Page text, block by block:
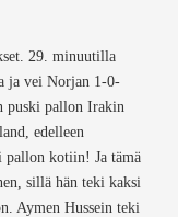
29. minuutilla
ja vei Norjan 1-0-
puski pallon Irakin
edelleen
pallon kotiin! Ja tämä
sillä hän teki kaksi
Aymen Hussein teki